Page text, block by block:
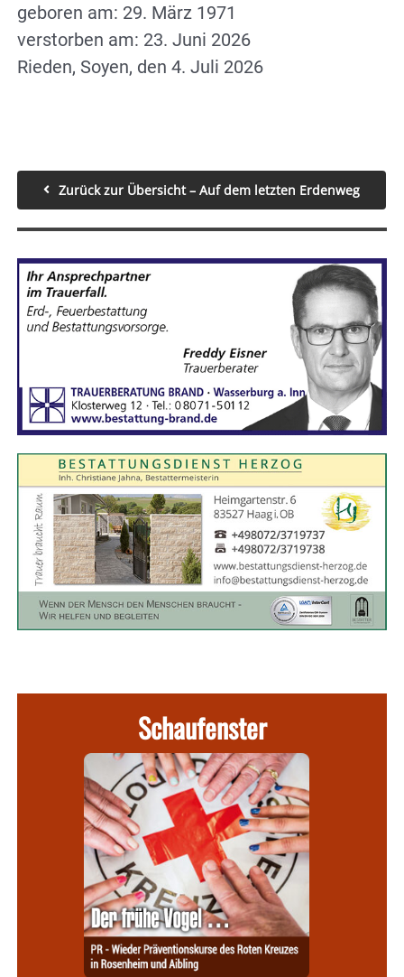
geboren am: 29. März 1971
verstorben am: 23. Juni 2026
Rieden, Soyen, den 4. Juli 2026
Zurück zur Übersicht – Auf dem letzten Erdenweg
Schaufenster